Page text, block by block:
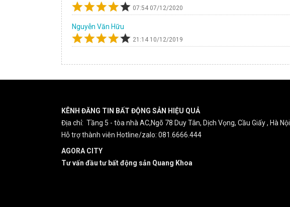
07:54 07/12/2020
Nguyễn Văn Hữu
21:14 10/12/2019
KÊNH ĐĂNG TIN BẤT ĐỘNG SẢN HIỆU QUẢ
Địa chỉ: Tầng 5 - tòa nhà AC,Ngõ 78 Duy Tân, Dịch Vọng, Cầu Giấy , Hà Nội
Hỗ trợ thành viên Hotline/zalo: 081.6666.444
AGORA CITY
Tư vấn đầu tư bất động sản Quang Khoa